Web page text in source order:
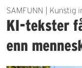
SAMFUNN | Kunstig
KI-tekster
enn